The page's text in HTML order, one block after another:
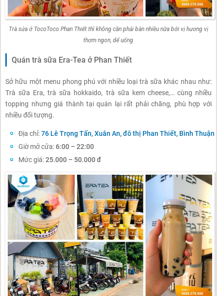
Trà sửa ở TocoToco Phan Thiết thì không cần phải bàn nhiều nữa bởi vị hương vị
thơm ngon, dể uống
Quán trà sữa Era-Tea ở Phan Thiết
Sở hữu một menu phong phú với nhiều loại trà sữa khác nhau như:
Trà sữa Era, trà sữa hokkaido, trà sữa kem cheese,… cùng nhiều
topping nhưng giá thành tại quán lại rất phải chăng, phù hợp với
nhiều đối tượng.
Địa chỉ:76 Lê Trọng Tấn, Xuân An, đô thị Phan Thiết, Bình Thuận
Giờ mở cửa:6:00 – 22:00
Mức giá:25.000 – 50.000 đ